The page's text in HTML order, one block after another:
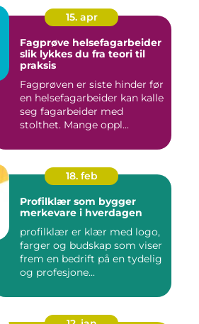
15. apr
Fagprøve helsefagarbeider
slik lykkes du fra teori til
praksis
Fagprøven er siste hinder før
en helsefagarbeider kan kalle
seg fagarbeider med
stolthet. Mange oppl...
18. feb
Profilklær som bygger
merkevare i hverdagen
profilklær er klær med logo,
farger og budskap som viser
frem en bedrift på en tydelig
og profesjone...